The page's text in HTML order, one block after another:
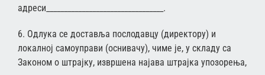
адреси_________________________________.
6. Одлука се доставља послодавцу (директору) и
локалној самоуправи (оснивачу), чиме је, у складу са
Законом о штрајку, извршена најава штрајка упозорења,